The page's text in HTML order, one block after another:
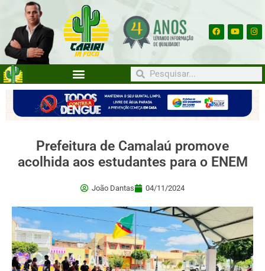
Prefeitura de Camalaú promove
acolhida aos estudantes para o ENEM
João Dantas 04/11/2024